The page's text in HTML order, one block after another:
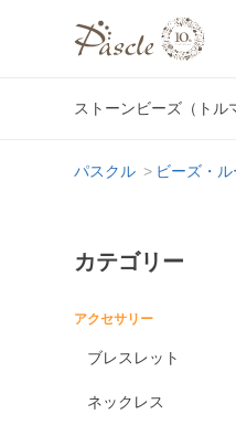
ストーンビーズ（トル
パスクル ビーズ・ル
カテゴリー
アクセサリー
ブレスレット
ネックレス